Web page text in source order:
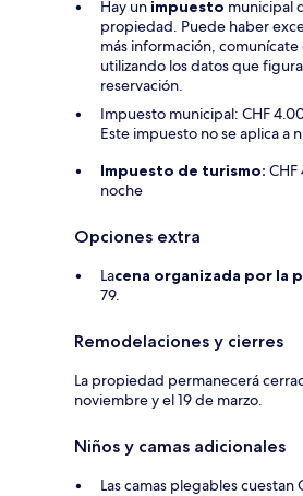
Hay unimpuesto municipal
propiedad. Puede haber
más información,
utilizando los datos que
reservación.
Impuesto municipal: CHF
Este impuesto no se aplica a
Impuesto de turismo:
noche
Opciones extra
Lacena organizada por la
79.
Remodelaciones y cierres
La propiedad permanecerá
noviembre y el 19 de marzo.
Niños y camas adicionales
Las camas plegables cuestan